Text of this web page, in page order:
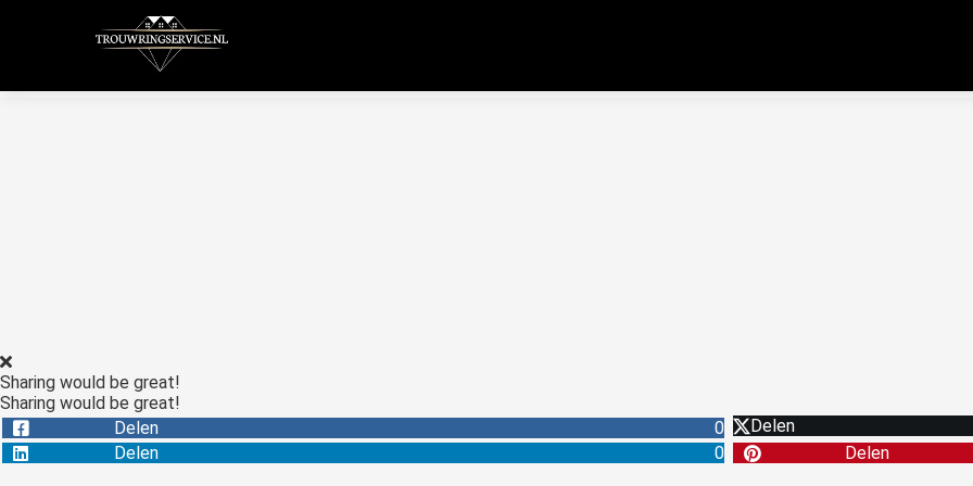
Sharing would be great!
Sharing would be great!
Delen
0 Delen
Delen
0 Delen